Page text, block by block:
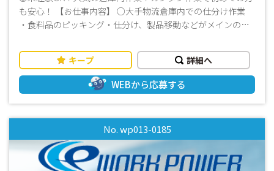
※別途深夜割増手当支給
も安心！ 【お仕事内容】 ○大手物流倉庫内での仕分け作業
・食料品のピッキング・仕分け、製品移動などがメインのお
ト！ ≫ ＼ 食品の仕分け、ピッキングとシンプルな作業な
のではじめての方も安心！ ／ ◎経験、資格不問！ ◎ブラン
クがある方、未経験の方でも大丈夫！ ◎もちろん経験のある
方も歓迎！ ◎優しい社員さんがついているので安心♪ ◎当社
スタッフも活躍中！ 就業前に見学できます！ ・先輩スタッフ
が丁寧にサポートしますので、未経験の方でもスムーズに始
められます！ ・夜勤でしっかり稼げる ・長期勤務可能な方大
歓迎 ・男女問わず、幅広い年代のスタッフが活躍中！ ・週払
いOK！お仕事を始めてすぐの時や急な出費の時も安心です！
キープ 詳細へ
WEBから応募する
No. wp013-0185